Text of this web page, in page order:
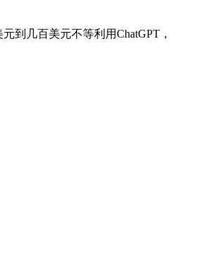
到几百美元不等利用ChatGPT，